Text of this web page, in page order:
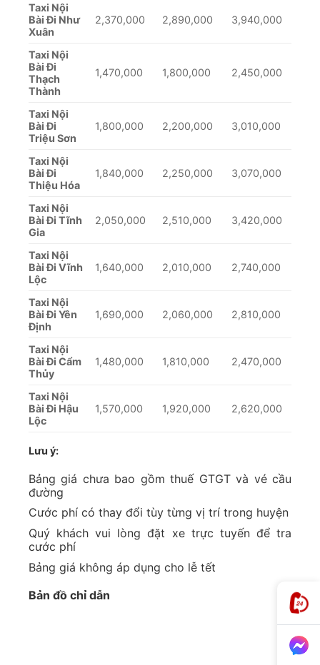
Taxi Nội
Bài Đi Như
Xuân
2,370,000 2,890,000 3,940,000
Taxi Nội
Bài Đi
Thạch
Thành
1,470,000 1,800,000 2,450,000
Taxi Nội
Bài Đi
Triệu Sơn
1,800,000 2,200,000 3,010,000
Taxi Nội
Bài Đi
Thiệu Hóa
1,840,000 2,250,000 3,070,000
Taxi Nội
Bài Đi Tĩnh
Gia
2,050,000 2,510,000 3,420,000
Taxi Nội
Bài Đi Vĩnh
Lộc
1,640,000 2,010,000 2,740,000
Taxi Nội
Bài Đi Yên
Định
1,690,000 2,060,000 2,810,000
Taxi Nội
Bài Đi Cẩm
Thủy
1,480,000 1,810,000 2,470,000
Taxi Nội
Bài Đi Hậu
Lộc
1,570,000 1,920,000 2,620,000
Lưu ý:
Bảng giá chưa bao gồm thuế GTGT và vé cầu
đường
Cước phí có thay đổi tùy từng vị trí trong huyện
Quý khách vui lòng đặt xe trực tuyến để tra
cước phí
Bảng giá không áp dụng cho lễ tết
Bản đồ chỉ dẫn